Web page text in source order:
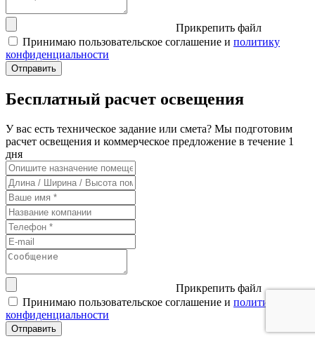
Прикрепить файл
Принимаю пользовательское соглашение и политику
конфиденциальности
Бесплатный расчет освещения
У вас есть техническое задание или смета? Мы подготовим
расчет освещения и коммерческое предложение в течение 1
дня
Прикрепить файл
Принимаю пользовательское соглашение и политику
конфиденциальности